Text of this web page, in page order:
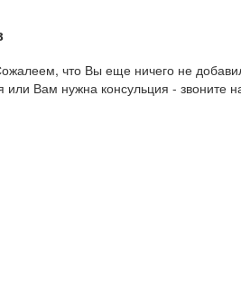
что Вы еще ничего не
или Вам нужна консульция -